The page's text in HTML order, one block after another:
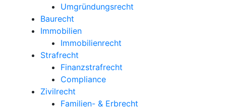
Umgründungsrecht
Baurecht
Immobilien
Immobilienrecht
Strafrecht
Finanzstrafrecht
Compliance
Zivilrecht
Familien- & Erbrecht